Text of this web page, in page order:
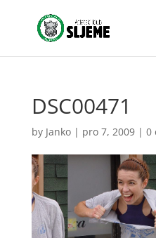
DSC00471
by Janko| pro 7, 2009| 0